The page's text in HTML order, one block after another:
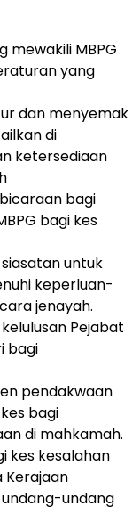
MBPG
yang
dan menyemak
di
ketersediaan
bagi
bagi kes
untuk
keperluan-
jenayah.
Pejabat
bagi
pendakwaan
bagi
di mahkamah.
kes kesalahan
Kerajaan
undang-undang